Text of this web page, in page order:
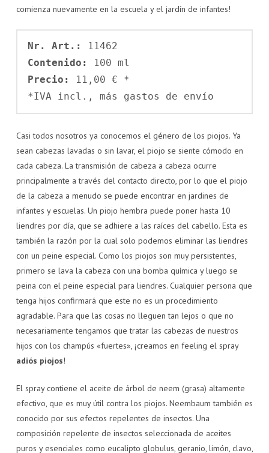
comienza nuevamente en la escuela y el jardín de infantes!
Nr. Art.:
Contenido:
Precio: 11,00 € *
*IVA incl., más gastos de envío
Casi todos nosotros ya conocemos el género de los piojos. Ya
sean cabezas lavadas o sin lavar, el piojo se siente cómodo en
cada cabeza. La transmisión de cabeza a cabeza ocurre
principalmente a través del contacto directo, por lo que el piojo
de la cabeza a menudo se puede encontrar en jardines de
infantes y escuelas. Un piojo hembra puede poner hasta 10
liendres por día, que se adhiere a las raíces del cabello. Esta es
también la razón por la cual solo podemos eliminar las liendres
con un peine especial. Como los piojos son muy persistentes,
primero se lava la cabeza con una bomba química y luego se
peina con el peine especial para liendres. Cualquier persona que
tenga hijos confirmará que este no es un procedimiento
agradable. Para que las cosas no lleguen tan lejos o que no
necesariamente tengamos que tratar las cabezas de nuestros
hijos con los champús «fuertes», ¡creamos en feeling el spray
adiós piojos!
El spray contiene el aceite de árbol de neem (grasa) altamente
efectivo, que es muy útil contra los piojos. Neembaum también es
conocido por sus efectos repelentes de insectos. Una
composición repelente de insectos seleccionada de aceites
puros y esenciales como eucalipto globulus, geranio, limón, clavo,